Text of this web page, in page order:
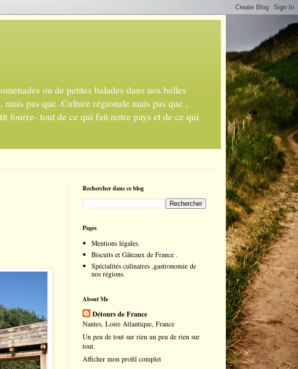
ou de petites balades dans nos belles
pas que .Culture régionale mais pas que ,
fourre- tout de ce qui fait notre pays et de ce qui
Rechercher dans ce blog
Pages
Mentions légales.
Biscuits et Gâteaux de France .
Spécialités culinaires ,gastronomie de
nos régions.
About Me
Détours de France
Nantes, Loire Atlantique, France
Un peu de tout sur rien un peu de rien sur
tout.
Afficher mon profil complet